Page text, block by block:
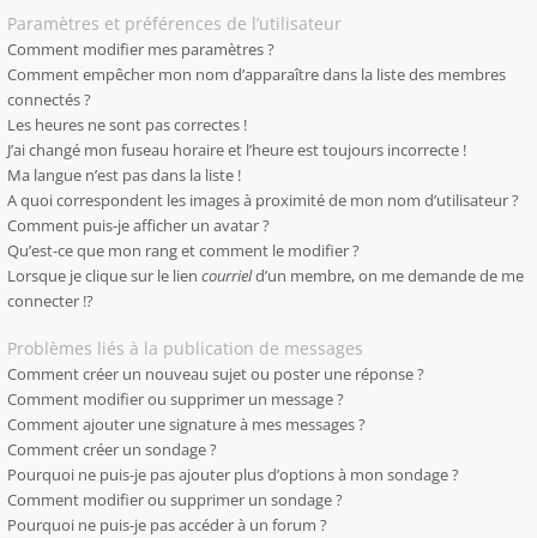
Paramètres et préférences de l’utilisateur
Comment modifier mes paramètres ?
Comment empêcher mon nom d’apparaître dans la liste des membres
connectés ?
Les heures ne sont pas correctes !
J’ai changé mon fuseau horaire et l’heure est toujours incorrecte !
Ma langue n’est pas dans la liste !
A quoi correspondent les images à proximité de mon nom d’utilisateur ?
Comment puis-je afficher un avatar ?
Qu’est-ce que mon rang et comment le modifier ?
Lorsque je clique sur le lien courrield’un membre, on me demande de me
connecter !?
Problèmes liés à la publication de messages
Comment créer un nouveau sujet ou poster une réponse ?
Comment modifier ou supprimer un message ?
Comment ajouter une signature à mes messages ?
Comment créer un sondage ?
Pourquoi ne puis-je pas ajouter plus d’options à mon sondage ?
Comment modifier ou supprimer un sondage ?
Pourquoi ne puis-je pas accéder à un forum ?